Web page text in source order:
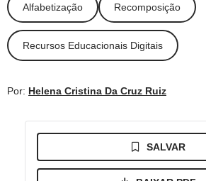
Alfabetização Recomposição
Recursos Educacionais Digitais
Por: Helena Cristina Da Cruz Ruiz
SALVAR